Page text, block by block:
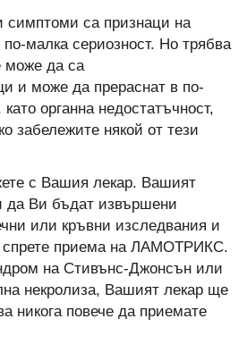
симптоми са признаци на
малка сериозност. Но трябва
може да са
и може да прераснат в по-
органна недостатъчност,
забележите някой от тези
с Вашия лекар. Вашият
да Ви бъдат извършени
или кръвни изследвания и
приема на ЛАМОТРИКС.
на Стивънс-Джонсън или
некролиза, Вашият лекар ще
никога повече да приемате